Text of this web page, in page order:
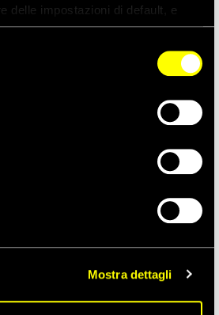
delle impostazioni di default, e
della navigazione con i cookie
clicca
Mostra dettagli